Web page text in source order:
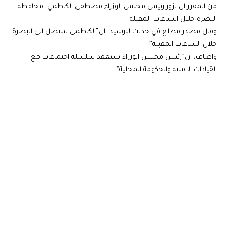
من المقرر ان يزور رئيس مجلس الوزراء مصطفى الكاظمي، محافظة
البصرة خلال الساعات المقبلة.
وقال مصدر مطلع في حديث للرشيد، ان”الكاظمي سيصل الى البصرة
خلال الساعات المقبلة”.
واضاف، ان”رئيس مجلس الوزراء سيعقد سلسلة اجتماعات مع
القيادات الامنية والحكومة المحلية”.